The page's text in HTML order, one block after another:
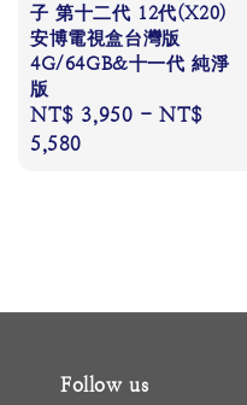
子 第十二代 12代(X20)
安博電視盒台灣版
4G/64GB&十一代 純淨
版
Regular
price
NT$ 3,950 -NT$
5,580
Follow us